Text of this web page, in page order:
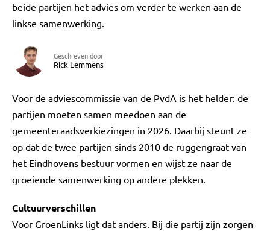
beide partijen het advies om verder te werken aan de
linkse samenwerking.
Geschreven door
Rick Lemmens
Voor de adviescommissie van de PvdA is het helder: de
partijen moeten samen meedoen aan de
gemeenteraadsverkiezingen in 2026. Daarbij steunt ze
op dat de twee partijen sinds 2010 de ruggengraat van
het Eindhovens bestuur vormen en wijst ze naar de
groeiende samenwerking op andere plekken.
Cultuurverschillen
Voor GroenLinks ligt dat anders. Bij die partij zijn zorgen